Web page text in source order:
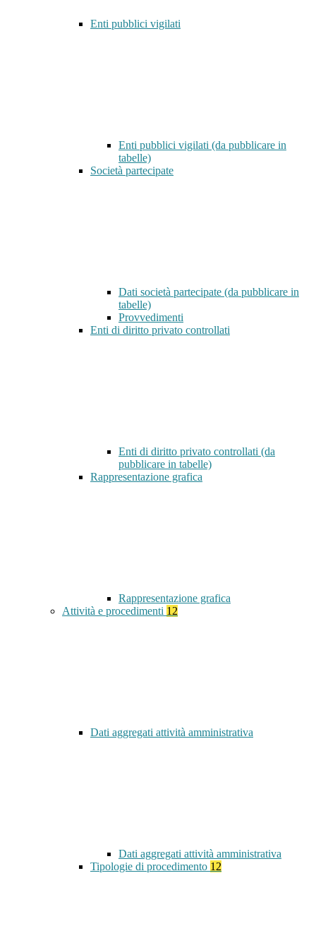
Enti pubblici vigilati
Enti pubblici vigilati (da pubblicare in
tabelle)
Società partecipate
Dati società partecipate (da pubblicare in
tabelle)
Provvedimenti
Enti di diritto privato controllati
Enti di diritto privato controllati (da
pubblicare in tabelle)
Rappresentazione grafica
Rappresentazione grafica
Attività e procedimenti 12
Dati aggregati attività amministrativa
Dati aggregati attività amministrativa
Tipologie di procedimento 12